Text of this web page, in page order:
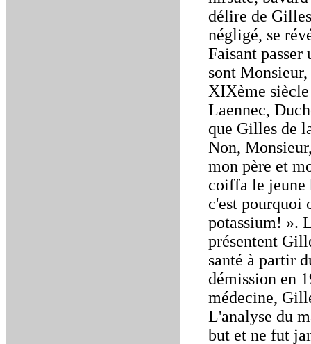
délire de
négligé, se
Faisant
sont
XIXème
Laennec,
que Gilles de
Non,
mon père et
coiffa le jeune
c'est pourquoi
potassium! ».
présentent
santé à partir
démission en
médecine,
L'analyse du
but et ne fut